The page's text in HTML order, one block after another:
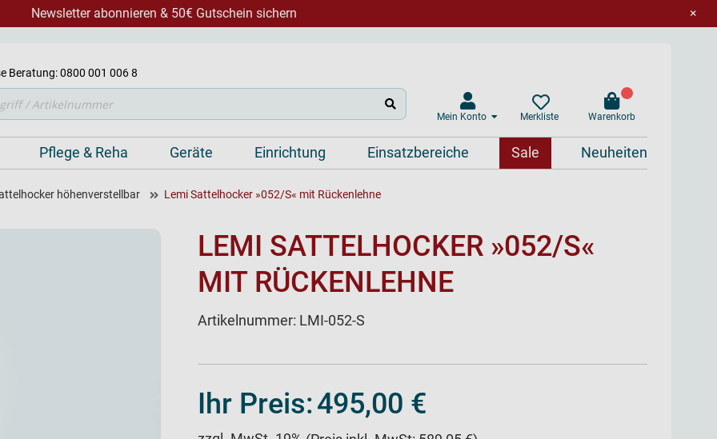
×
Newsletter abonnieren & 50€ Gutschein sichern
Beratung: 0800 001 006 8
Mein Konto Merkliste Warenkorb
Pflege & Reha Geräte Einrichtung Einsatzbereiche Sale Neuheiten
höhenverstellbar Lemi Sattelhocker »052/S« mit Rückenlehne
LEMI SATTELHOCKER »052/S«
MIT RÜCKENLEHNE
Artikelnummer: LMI-052-S
Ihr Preis:495,00 €